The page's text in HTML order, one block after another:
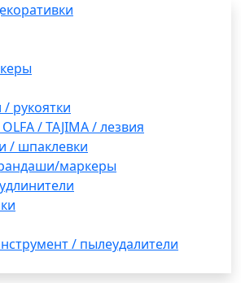
рукоятки
/ TAJIMA / лезвия
/ шпаклевки
маркеры
/ пылеудалители